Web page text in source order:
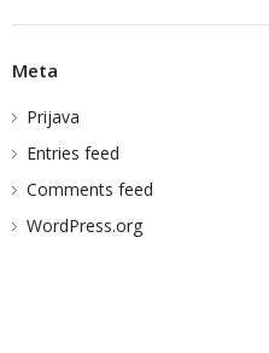
Meta
Prijava
Entries feed
Comments feed
WordPress.org